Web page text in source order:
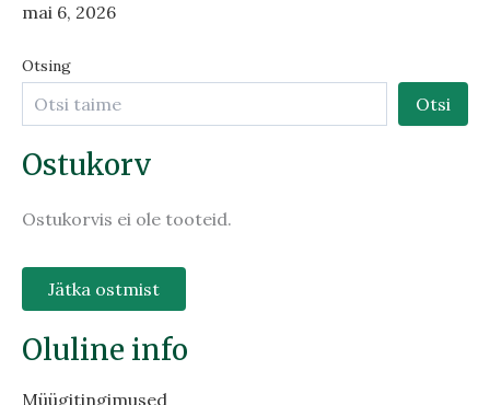
mai 6, 2026
Otsing
Otsi
Ostukorv
Ostukorvis ei ole tooteid.
Jätka ostmist
Oluline info
Müügitingimused